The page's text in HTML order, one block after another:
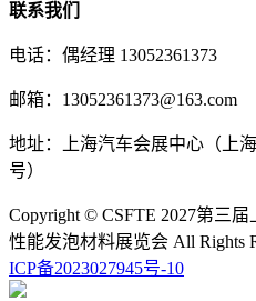
联系我们
电话：偶经理 13052361373
邮箱：13052361373@163.com
地址：上海汽车会展中心（上
号）
Copyright © CSFTE 2027第三
性能发泡材料展览会 All Rights
ICP备2023027945号-10